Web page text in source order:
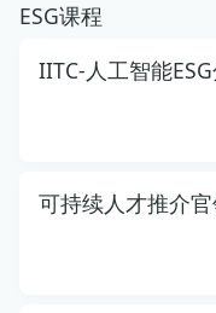
ESG课程
IITC-人工智能
可持续人才推介官